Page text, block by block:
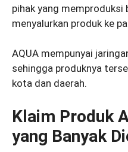
pihak yang
menyalurkan produk ke
AQUA mempunyai
sehingga produknya
kota dan daerah.
Klaim Produk
yang Banyak